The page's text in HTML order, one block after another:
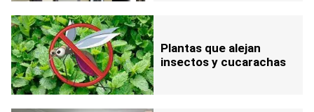
Plantas que alejan
insectos y cucarachas